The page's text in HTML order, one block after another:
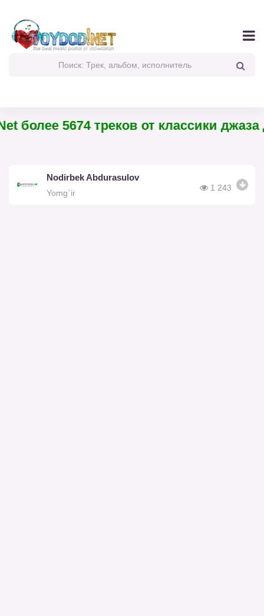
более 5674 треков от классики джаза
Nodirbek Abdurasulov
Yomg`ir
1 243